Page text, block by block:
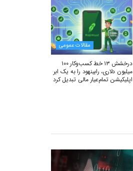
مقالات عمومی
درخشش ۱۳ خط کسب‌وکار ۱۰۰
میلیون دلاری، رابینهود را به یک ابر
اپلیکیشن تمام‌عیار مالی تبدیل کرد